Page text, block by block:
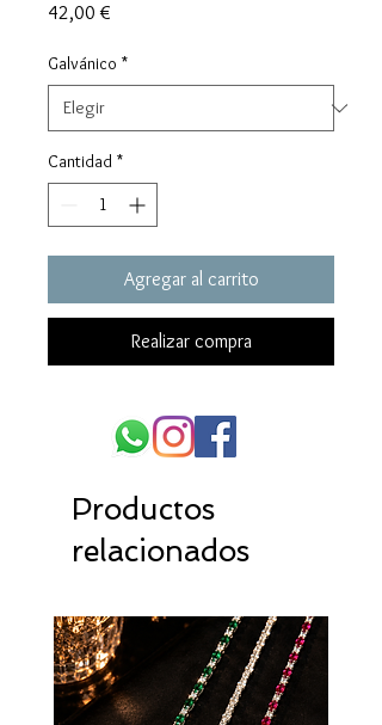
42,00 €
Galvánico *
Cantidad *
Agregar al carrito
Realizar compra
Productos
relacionados